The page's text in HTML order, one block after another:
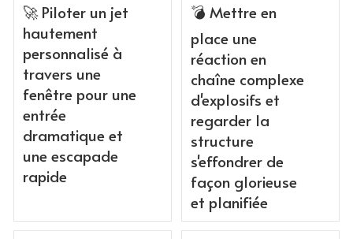
🚀 Piloter un jet
hautement
personnalisé à
travers une
fenêtre pour une
entrée
dramatique et
une escapade
rapide
💣 Mettre en
place une
réaction en
chaîne complexe
d'explosifs et
regarder la
structure
s'effondrer de
façon glorieuse
et planifiée